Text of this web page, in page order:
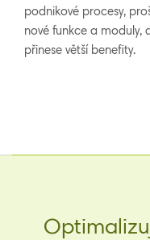
podnikové procesy,
nové funkce a moduly,
přinese větší benefity.